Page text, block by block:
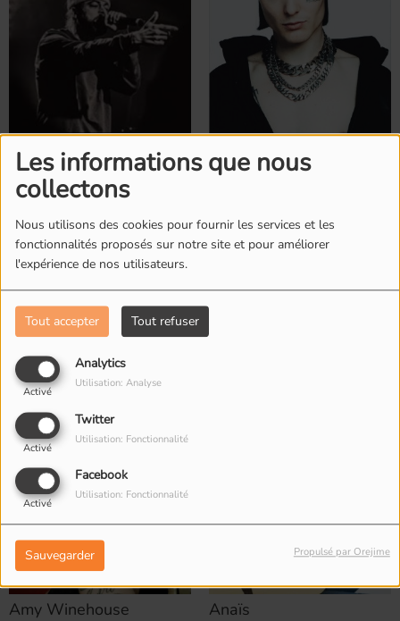
Les informations que nous
collectons
Nous utilisons des cookies pour fournir les services et les
fonctionnalités proposés sur notre site et pour améliorer
l'expérience de nos utilisateurs.
Tout accepter Tout refuser
Analytics
Activé
Utilisation: Analyse
Twitter
Activé
Utilisation: Fonctionnalité
Facebook
Activé
Utilisation: Fonctionnalité
Sauvegarder Propulsé par Orejime
AGA
Alister
Amy Winehouse Anaïs